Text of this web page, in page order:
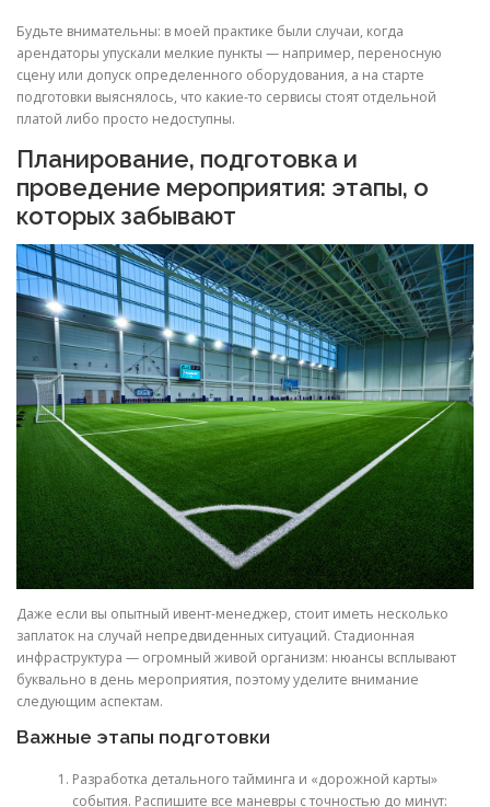
Будьте внимательны: в моей практике были случаи, когда
арендаторы упускали мелкие пункты — например, переносную
сцену или допуск определенного оборудования, а на старте
подготовки выяснялось, что какие-то сервисы стоят отдельной
платой либо просто недоступны.
Планирование, подготовка и
проведение мероприятия: этапы, о
которых забывают
Даже если вы опытный ивент-менеджер, стоит иметь несколько
заплаток на случай непредвиденных ситуаций. Стадионная
инфраструктура — огромный живой организм: нюансы всплывают
буквально в день мероприятия, поэтому уделите внимание
следующим аспектам.
Важные этапы подготовки
Разработка детального тайминга и «дорожной карты»
события. Распишите все маневры с точностью до минут: